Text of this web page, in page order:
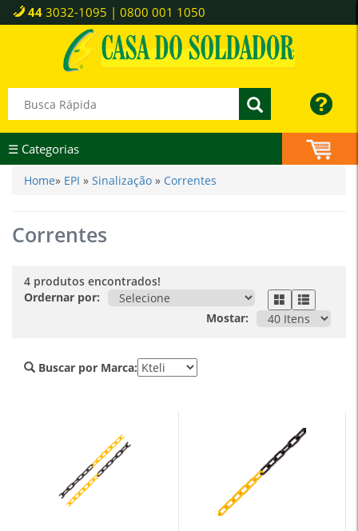
44 3032-1095 | 0800 001 1050
☰ Categorias
Home» EPI » Sinalização » Correntes
Correntes
4 produtos encontrados!
Ordernar por:
Mostar:
Buscar por Marca: